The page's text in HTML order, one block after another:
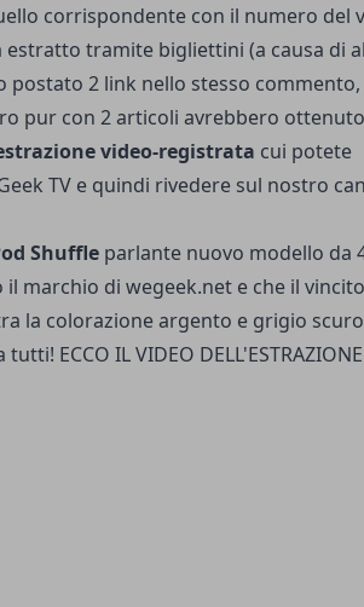
corrispondente con il numero del
estratto tramite bigliettini (a causa di
postato 2 link nello stesso commento,
pur con 2 articoli avrebbero
video-registrata cui potete
TV e quindi rivedere sul nostro
Shuffle parlante nuovo modello da
marchio di wegeek.net e che il
la colorazione argento e grigio
ECCO IL VIDEO